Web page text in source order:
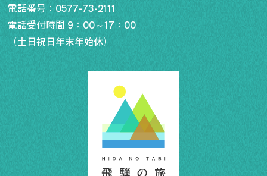
コラム
モデルコース
スポット
交通機関・道路情報
電話番号： 0577-73-2111
電話受付時間 9：00～17：00
（土日祝日年末年始休）